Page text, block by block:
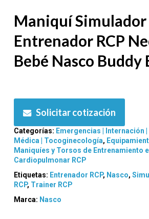
Maniquí Simulador
Entrenador RCP
Bebé Nasco Buddy
Solicitar cotización
Categorías: Emergencias | Internación
Médica | Tocoginecología,
Maniquíes y Torsos de Entrenamiento
Cardiopulmonar RCP
Etiquetas: Entrenador RCP, Nasco,
RCP, Trainer RCP
Marca: Nasco